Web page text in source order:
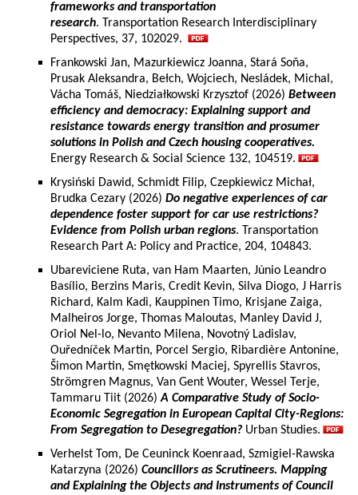
frameworks and transportation
research. Transportation Research Interdisciplinary
Perspectives, 37, 102029.
Frankowski Jan, Mazurkiewicz Joanna, Stará Soňa,
Prusak Aleksandra, Bełch, Wojciech, Nesládek, Michal,
Vácha Tomáš, Niedziałkowski Krzysztof (2026) Between
efficiency and democracy: Explaining support and
resistance towards energy transition and prosumer
solutions in Polish and Czech housing cooperatives.
Energy Research & Social Science 132, 104519.
Krysiński Dawid, Schmidt Filip, Czepkiewicz Michał,
Brudka Cezary (2026) Do negative experiences of car
dependence foster support for car use restrictions?
Evidence from Polish urban regions. Transportation
Research Part A: Policy and Practice, 204, 104843.
Ubareviciene Ruta, van Ham Maarten, Júnio Leandro
Basílio, Berzins Maris, Credit Kevin, Silva Diogo, J Harris
Richard, Kalm Kadi, Kauppinen Timo, Krisjane Zaiga,
Malheiros Jorge, Thomas Maloutas, Manley David J,
Oriol Nel-lo, Nevanto Milena, Novotný Ladislav,
Ouředníček Martin, Porcel Sergio, Ribardière Antonine,
Šimon Martin, Smętkowski Maciej, Spyrellis Stavros,
Strömgren Magnus, Van Gent Wouter, Wessel Terje,
Tammaru Tiit (2026)A Comparative Study of Socio-
Economic Segregation in European Capital City-Regions:
From Segregation to Desegregation? Urban Studies.
Verhelst Tom, De Ceuninck Koenraad, Szmigiel-Rawska
Katarzyna (2026) Councillors as Scrutineers. Mapping
and Explaining the Objects and Instruments of Council